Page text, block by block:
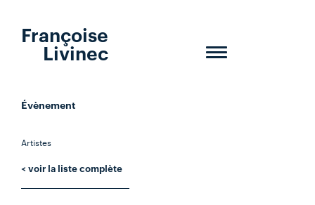
Toggle
Françoise
Livinec
Évènement
Artistes
< voir la liste complète